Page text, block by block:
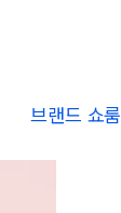
브랜드 쇼룸